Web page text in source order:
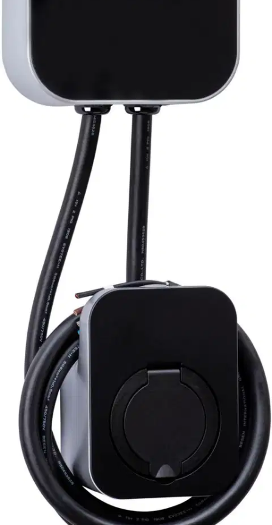
Ei saatavilla
Tuotekuvaus
Sähköauton latausasema ilman kaapelia. Latausteho 3,7 kW tyypin
2 sähköautoliitännällä (Type 2 EV) sähköauton latausta varten (1-
vaihe). DC-vianvalvonnalla (DC-RCM 30 mA AC + 6 mA DC).
Latausasemassa vakiona informatiivinen LCD-näyttö, joka näyttää
reaaliaikaisen energiamittauksen, lataustilan ja vianmäärityksen, joka
ilmoittaa vikojen syyn. Lämpötilasuojaus seuraa lämpötilaa
latauksen aikana ja sammuu, jos lämpötila nousee liian korkeaksi.
Latauskotelossa on myös oikosulkusuojaus, salamasuojaus,
alijännitesuoja, ylijännitesuoja ja ylivirtasuoja. Mukana
käytännöllinen seinäkiinnitys, mukaan lukien kiinnitystarvikkeet.
Latauskotelo on suojattu tasavirtahäiriöiltä kansainvälisten
standardien mukaisesti. Latausteho 3,7 kW (16A) Latausvirta 16A
Näytä lisää tuotekuvausta
Ominaisuudet
Oletko tyytyväinen tuotetietoihin?
Ovatko tuotetiedot riittävät? Jos tuotetiedoissa on puutteita tai niitä
voisi muuten parantaa, anna palautetta.
Anna palautetta,Avautuu uuteen välilehteen
Verkkokauppa